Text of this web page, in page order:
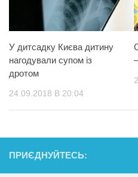
У дитсадку Києва дитину
нагодували супом із
дротом
24.09.2018 В 20:04
ПРИЄДНУЙТЕСЬ: